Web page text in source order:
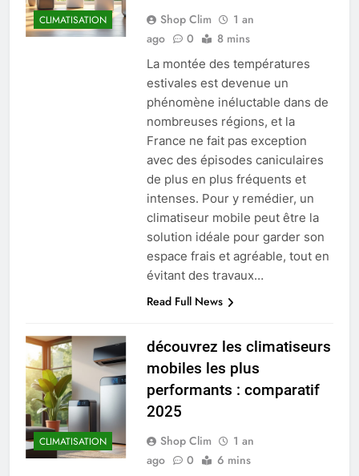
CLIMATISATION Shop Clim
1 an
ago
0 8 mins
La montée des températures
estivales est devenue un
phénomène inéluctable dans de
nombreuses régions, et la
France ne fait pas exception
avec des épisodes caniculaires
de plus en plus fréquents et
intenses. Pour y remédier, un
climatiseur mobile peut être la
solution idéale pour garder son
espace frais et agréable, tout en
évitant des travaux…
Read Full News
CLIMATISATION
découvrez les climatiseurs
mobiles les plus
performants : comparatif
2025
Shop Clim
1 an
ago
0 6 mins